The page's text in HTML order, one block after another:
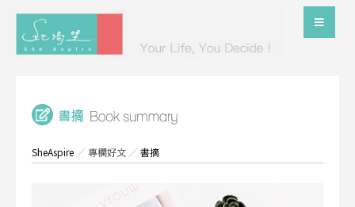
SheAspire ／專欄好文 ／書摘